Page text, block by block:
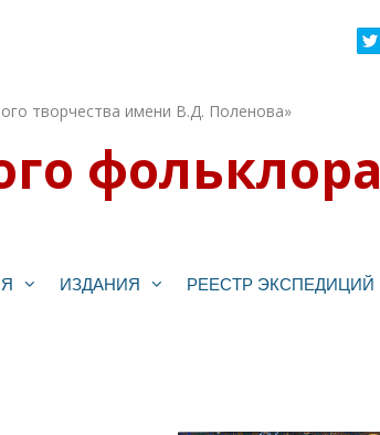
творчества имени В.Д. Поленова»
фольклора
ИЗДАНИЯ РЕЕСТР ЭКСПЕДИЦИЙ